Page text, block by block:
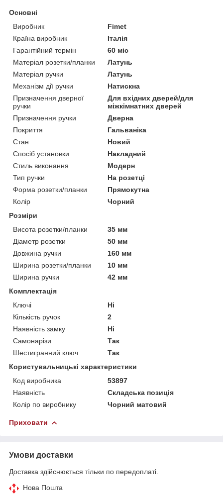
Основні
Виробник
Fimet
Країна виробник
Італія
Гарантійний термін
60 міс
Матеріал розетки/планки
Латунь
Матеріал ручки
Латунь
Механізм дії ручки
Натискна
Призначення дверної
ручки
Для вхідних дверей/для
міжкімнатних дверей
Призначення ручки
Дверна
Покриття
Гальваніка
Стан
Новий
Спосіб установки
Накладний
Стиль виконання
Модерн
Тип ручки
На розетці
Форма розетки/планки
Прямокутна
Колір
Чорний
Розміри
Висота розетки/планки
35 мм
Діаметр розетки
50 мм
Довжина ручки
160 мм
Ширина розетки/планки
10 мм
Ширина ручки
42 мм
Комплектація
Ключі
Ні
Кількість ручок
2
Наявність замку
Ні
Самонарізи
Так
Шестигранний ключ
Так
Користувальницькі характеристики
Код виробника
53897
Наявність
Складська позиція
Колір по виробнику
Чорний матовий
Приховати
Умови доставки
Доставка здійснюється тільки по передоплаті.
Нова Пошта